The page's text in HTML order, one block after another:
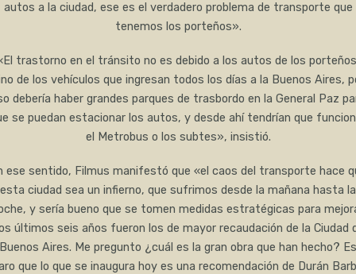
autos a la ciudad, ese es el verdadero problema de transporte que
tenemos los porteños».
trastorno en el tránsito no es debido a los autos de los
de los vehículos que ingresan todos los días a la Buenos Aires,
debería haber grandes parques de trasbordo en la General Paz
se puedan estacionar los autos, y desde ahí tendrían que
el Metrobus o los subtes», insistió.
ese sentido, Filmus manifestó que «el caos del transporte hace
esta ciudad sea un infierno, que sufrimos desde la mañana hasta la
y sería bueno que se tomen medidas estratégicas para
últimos seis años fueron los de mayor recaudación de la Ciudad
Buenos Aires. Me pregunto ¿cuál es la gran obra que han hecho? Es
que lo que se inaugura hoy es una recomendación de Durán